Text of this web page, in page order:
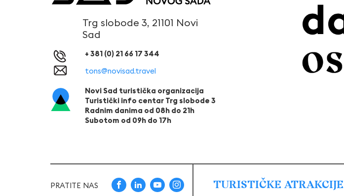
Trg slobode 3, 21101 Novi
Sad
+ 381 (0) 21 66 17 344
tons@novisad.travel
Novi Sad turistička organizacija
Turistički info centar Trg slobode 3
Radnim danima od 08h do 21h
Subotom od 09h do 17h
PRATITE NAS TURISTIČKE ATRAKCIJE